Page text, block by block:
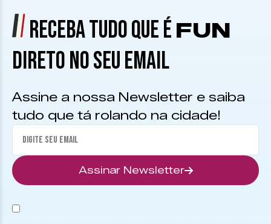
RECEBA TUDO QUE É FUN
DIRETO NO SEU EMAIL
Assine a nossa Newsletter e saiba
tudo que tá rolando na cidade!
Assinar Newsletter